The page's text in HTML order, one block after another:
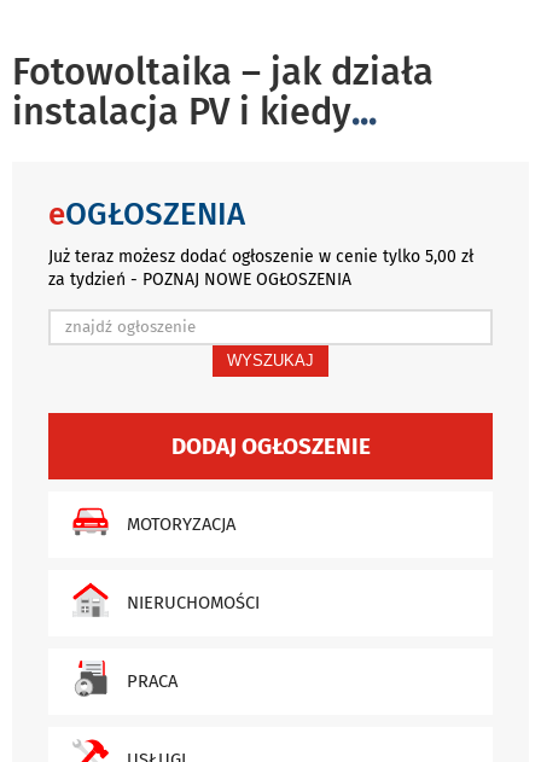
Fotowoltaika – jak działa
instalacja PV i kiedy...
eOGŁOSZENIA
Już teraz możesz dodać ogłoszenie w cenie tylko 5,00 zł
za tydzień - POZNAJ NOWE OGŁOSZENIA
WYSZUKAJ
DODAJ OGŁOSZENIE
MOTORYZACJA
NIERUCHOMOŚCI
PRACA